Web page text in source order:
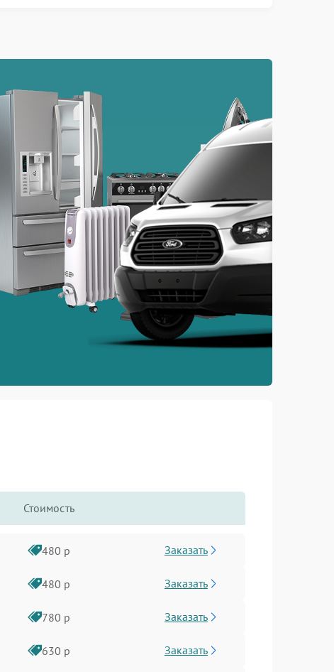
Стоимость
480 р Заказать
480 р Заказать
780 р Заказать
630 р Заказать